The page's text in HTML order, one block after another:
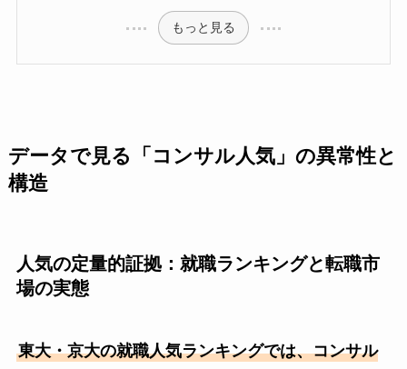
もっと見る
データで見る「コンサル人気」の異常性と
構造
人気の定量的証拠：就職ランキングと転職市
場の実態
東大・京大の就職人気ランキングでは、コンサル